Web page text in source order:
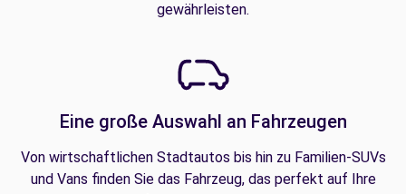
gewährleisten.
Eine große Auswahl an Fahrzeugen
Von wirtschaftlichen Stadtautos bis hin zu Familien-SUVs
und Vans finden Sie das Fahrzeug, das perfekt auf Ihre